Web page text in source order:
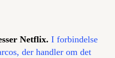
Netflix. I forbindelse
, der handler om det